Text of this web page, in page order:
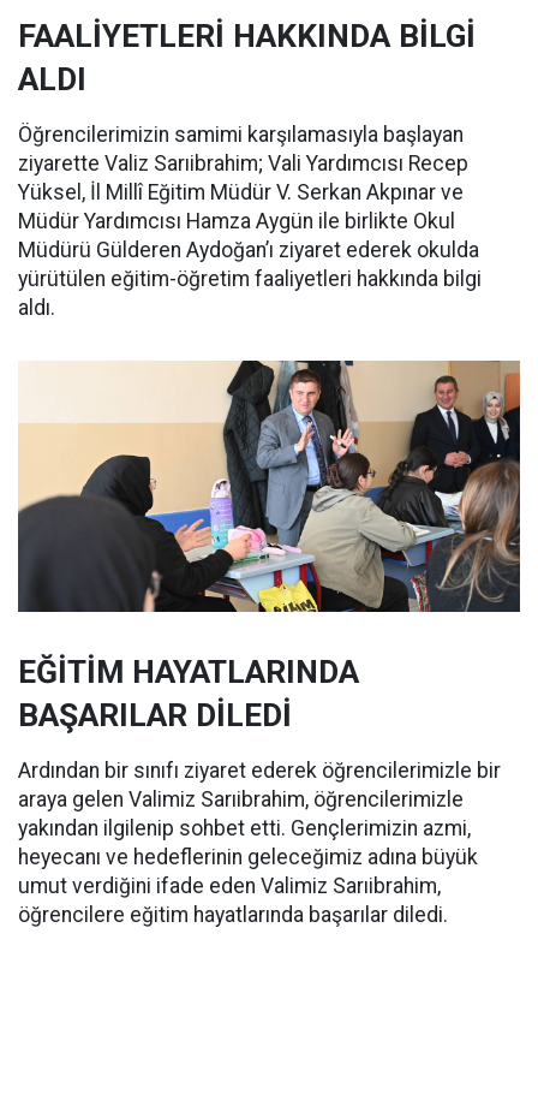
FAALİYETLERİ HAKKINDA BİLGİ
ALDI
Öğrencilerimizin samimi karşılamasıyla başlayan
ziyarette Valiz Sarıibrahim; Vali Yardımcısı Recep
Yüksel, İl Millî Eğitim Müdür V. Serkan Akpınar ve
Müdür Yardımcısı Hamza Aygün ile birlikte Okul
Müdürü Gülderen Aydoğan’ı ziyaret ederek okulda
yürütülen eğitim-öğretim faaliyetleri hakkında bilgi
aldı.
EĞİTİM HAYATLARINDA
BAŞARILAR DİLEDİ
Ardından bir sınıfı ziyaret ederek öğrencilerimizle bir
araya gelen Valimiz Sarıibrahim, öğrencilerimizle
yakından ilgilenip sohbet etti. Gençlerimizin azmi,
heyecanı ve hedeflerinin geleceğimiz adına büyük
umut verdiğini ifade eden Valimiz Sarıibrahim,
öğrencilere eğitim hayatlarında başarılar diledi.